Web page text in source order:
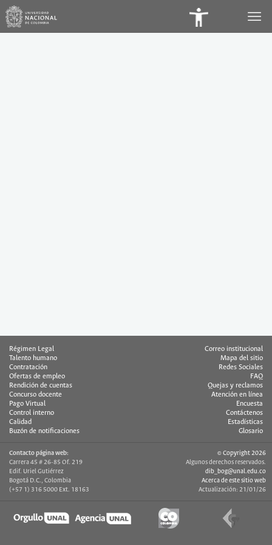
Régimen Legal
Talento humano
Contratación
Ofertas de empleo
Rendición de cuentas
Concurso docente
Pago Virtual
Control interno
Calidad
Buzón de notificaciones
Correo institucional
Mapa del sitio
Redes Sociales
FAQ
Quejas y reclamos
Atención en línea
Encuesta
Contáctenos
Estadísticas
Glosario
Contacto página web:
Carrera 45 # 26-85 Of. 219
Edif. Uriel Gutiérrez
Bogotá D.C., Colombia
(+57 1) 316 5000 Ext. 18163
© Copyright 2026
Algunos derechos reservados.
dib_bog@unal.edu.co
Acerca de este sitio web
Actualización: 21/01/26